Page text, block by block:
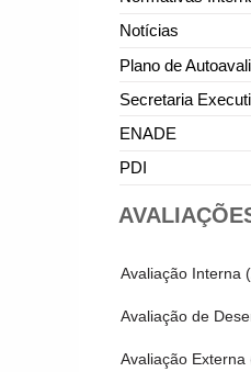
Notícias
Plano de
Secretaria
ENADE
PDI
Avaliação Interna
Avaliação de
Avaliação Externa